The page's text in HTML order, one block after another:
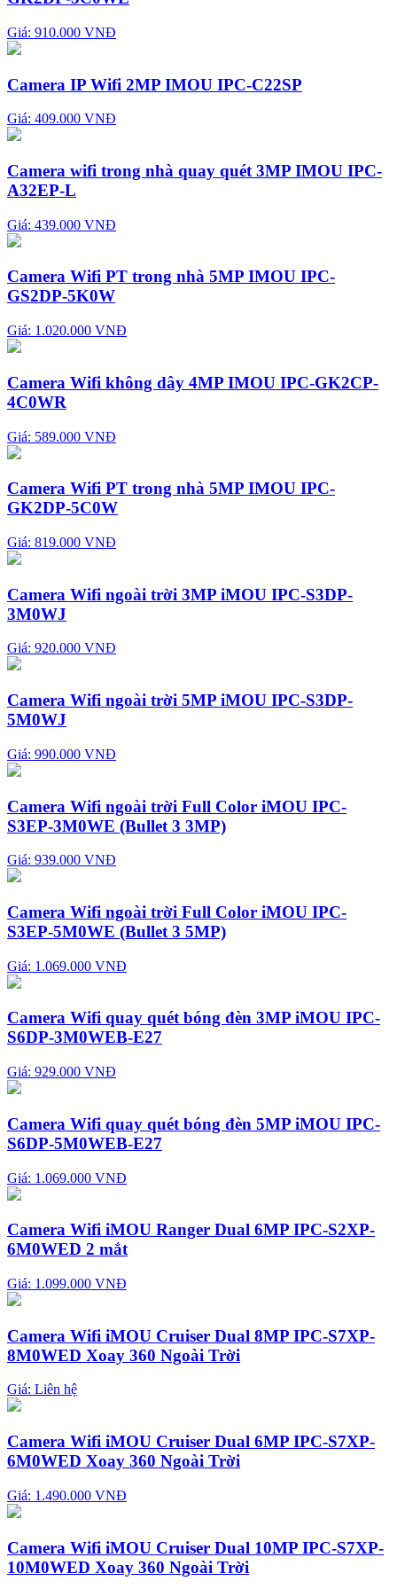
Giá: 910.000 VNĐ
Camera IP Wifi 2MP IMOU IPC-C22SP
Giá: 409.000 VNĐ
Camera wifi trong nhà quay quét 3MP IMOU IPC-
A32EP-L
Giá: 439.000 VNĐ
Camera Wifi PT trong nhà 5MP IMOU IPC-
GS2DP-5K0W
Giá: 1.020.000 VNĐ
Camera Wifi không dây 4MP IMOU IPC-GK2CP-
4C0WR
Giá: 589.000 VNĐ
Camera Wifi PT trong nhà 5MP IMOU IPC-
GK2DP-5C0W
Giá: 819.000 VNĐ
Camera Wifi ngoài trời 3MP iMOU IPC-S3DP-
3M0WJ
Giá: 920.000 VNĐ
Camera Wifi ngoài trời 5MP iMOU IPC-S3DP-
5M0WJ
Giá: 990.000 VNĐ
Camera Wifi ngoài trời Full Color iMOU IPC-
S3EP-3M0WE (Bullet 3 3MP)
Giá: 939.000 VNĐ
Camera Wifi ngoài trời Full Color iMOU IPC-
S3EP-5M0WE (Bullet 3 5MP)
Giá: 1.069.000 VNĐ
Camera Wifi quay quét bóng đèn 3MP iMOU IPC-
S6DP-3M0WEB-E27
Giá: 929.000 VNĐ
Camera Wifi quay quét bóng đèn 5MP iMOU IPC-
S6DP-5M0WEB-E27
Giá: 1.069.000 VNĐ
Camera Wifi iMOU Ranger Dual 6MP IPC-S2XP-
6M0WED 2 mắt
Giá: 1.099.000 VNĐ
Camera Wifi iMOU Cruiser Dual 8MP IPC-S7XP-
8M0WED Xoay 360 Ngoài Trời
Giá: Liên hệ
Camera Wifi iMOU Cruiser Dual 6MP IPC-S7XP-
6M0WED Xoay 360 Ngoài Trời
Giá: 1.490.000 VNĐ
Camera Wifi iMOU Cruiser Dual 10MP IPC-S7XP-
10M0WED Xoay 360 Ngoài Trời